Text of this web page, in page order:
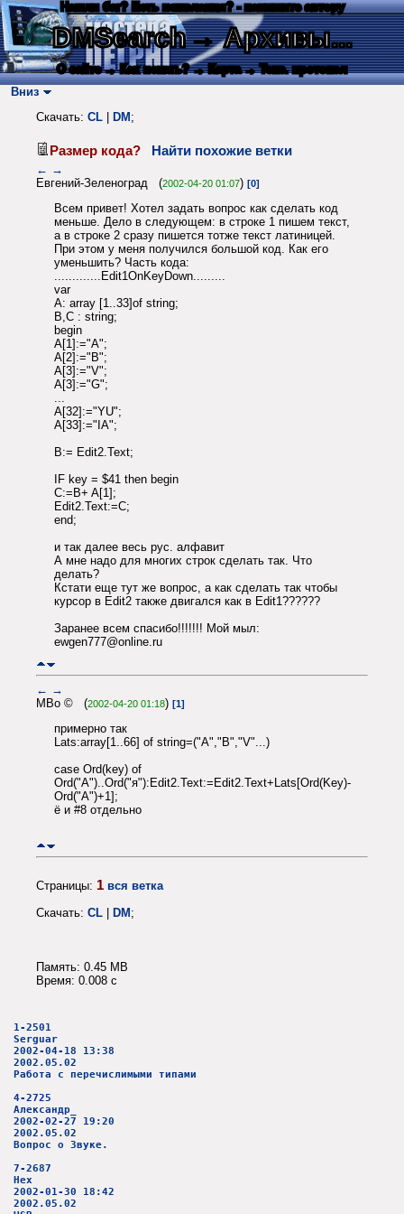
Нашли баг? Есть пожелания? - напишите автору
DMSearch→ Архивы...
О сайте → Как искать? → Карта → Текс. протокол
Вниз
Скачать: CL DM ;
Размер кода? Найти похожие ветки
← →
Евгений-Зеленоград (2002-04-20 01:07) [0]
Всем привет! Хотел задать вопрос как сделать код
меньше. Дело в следующем: в строке 1 пишем текст,
а в строке 2 сразу пишется тотже текст латиницей.
При этом у меня получился большой код. Как его
уменьшить? Часть кода:
.............Edit1OnKeyDown.........
var
A: array [1..33]of string;
B,C : string;
begin
A[1]:="A";
A[2]:="B";
A[3]:="V";
A[3]:="G";
...
A[32]:="YU";
A[33]:="IA";
B:= Edit2.Text;
IF key = $41 then begin
C:=B+ A[1];
Edit2.Text:=C;
end;
и так далее весь рус. алфавит
А мне надо для многих строк сделать так. Что
делать?
Кстати еще тут же вопрос, а как сделать так чтобы
курсор в Edit2 также двигался как в Edit1??????
Заранее всем спасибо!!!!!!! Мой мыл:
ewgen777@online.ru
← →
MBo © (2002-04-20 01:18) [1]
примерно так
Lats:array[1..66] of string=("A","B","V"...)
case Ord(key) of
Ord("A")..Ord("я"):Edit2.Text:=Edit2.Text+Lats[Ord(Key)-
Ord("A")+1];
ё и #8 отдельно
Страницы: 1 вся ветка
Скачать: CL DM ;
Память: 0.45 MB
Время: 0.008 c
1-2501
Serguar
2002-04-18 13:38
2002.05.02
Работа с перечислимыми типами
4-2725
Александр_
2002-02-27 19:20
2002.05.02
Вопрос о Звуке.
7-2687
Hex
2002-01-30 18:42
2002.05.02